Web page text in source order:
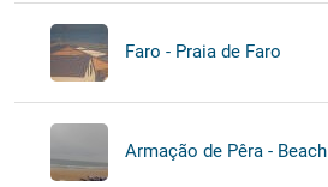
Faro - Praia de Faro
Armação de Pêra - Beach